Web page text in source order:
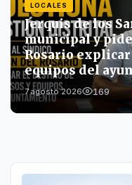
LOCALES
Jerquis de los
municipal y
Rosario
equipos del
7 agosto 2026 169